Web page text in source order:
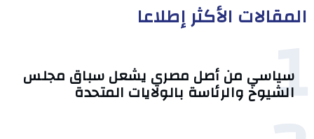
المقالات الأكثر إطلاعا
1
سياسي من أصل مصري يشعل سباق مجلس
الشيوخ والرئاسة بالولايات المتحدة